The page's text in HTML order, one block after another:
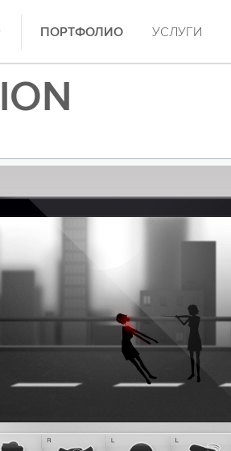
ПОРТФОЛИО УСЛУГИ